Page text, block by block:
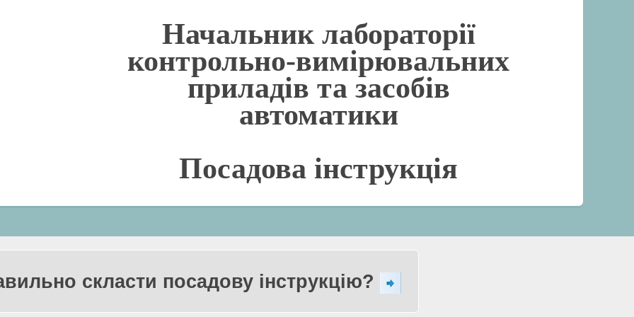
Начальник лабораторії
контрольно-вимірювальних
приладів та засобів
автоматики
Посадова інструкція
скласти посадову інструкцію?